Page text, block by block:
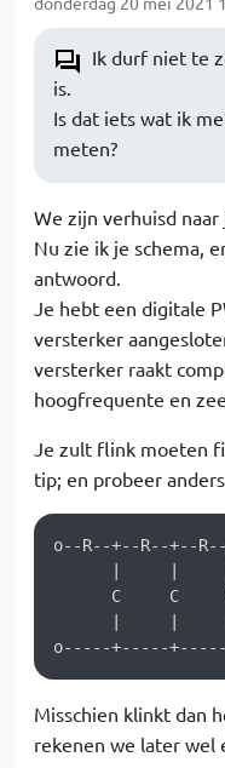
Ik durf niet te
is.
Is dat iets wat ik
meten?
We zijn verhuisd
Nu zie ik je schema,
antwoord.
Je hebt een digitale
versterker
versterker raakt
hoogfrequente en
Je zult flink moeten
tip; en probeer
o--R--+--R--+--
|     |
C     C
|     |
o-----+-----
Misschien klinkt dan
rekenen we later wel